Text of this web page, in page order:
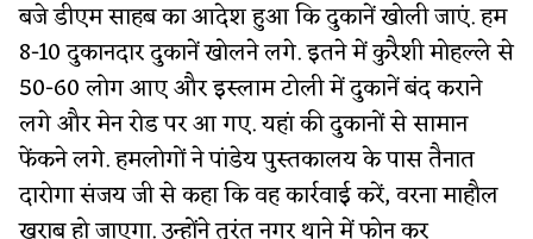
बजे डीएम साहब का आदेश हुआ कि दुकानें खोली जाएं. हम
8-10 दुकानदार दुकानें खोलने लगे. इतने में कुरैशी मोहल्ले से
50-60 लोग आए और इस्लाम टोली में दुकानें बंद कराने
लगे और मेन रोड पर आ गए. यहां की दुकानों से सामान
फेंकने लगे. हमलोगों ने पांडेय पुस्तकालय के पास तैनात
दारोगा संजय जी से कहा कि वह कार्रवाई करें, वरना माहौल